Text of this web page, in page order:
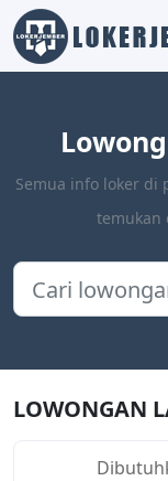
Semua info loker di
temukan
LOWONGAN